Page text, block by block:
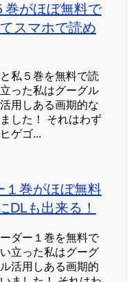
巻がほぼ無料で
スマホで読め
私５巻を無料で読
った私はグーグル
用しある画期的な
した！ それはわず
ゲゴ...
１巻がほぼ無料
DLも出来る！
ダー１巻を無料で
立った私はグーグ
活用しある画期的